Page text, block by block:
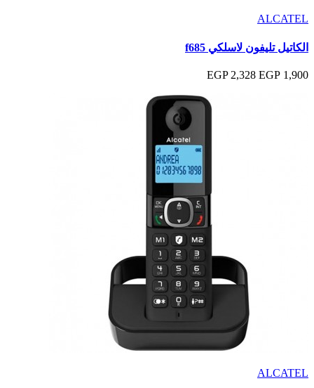
ALCATEL
الكاتيل تليفون لاسلكي f685
1,900 EGP
2,328 EGP
ALCATEL